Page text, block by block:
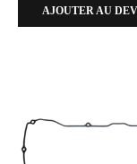
AJOUTER AU